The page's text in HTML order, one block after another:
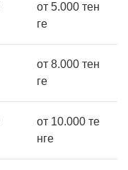
от 5.000 тен
ге
от 8.000 тен
ге
от 10.000 те
нге